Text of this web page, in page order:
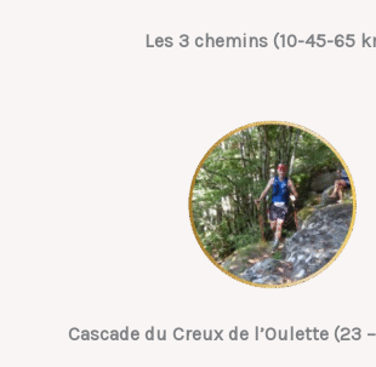
Les 3 chemins (10-45-65
Cascade du Creux de l’Oulette (23